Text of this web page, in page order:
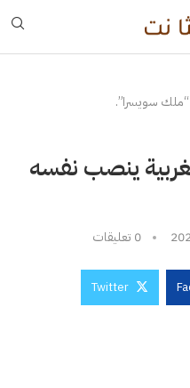
سويسرا”.
ينصب نفسه
0 تعليقات
Twitter